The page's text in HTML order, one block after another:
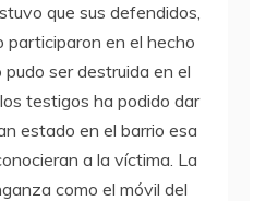
que sus defendidos,
participaron en el hecho
ser destruida en el
testigos ha podido dar
estado en el barrio esa
a la víctima. La
como el móvil del